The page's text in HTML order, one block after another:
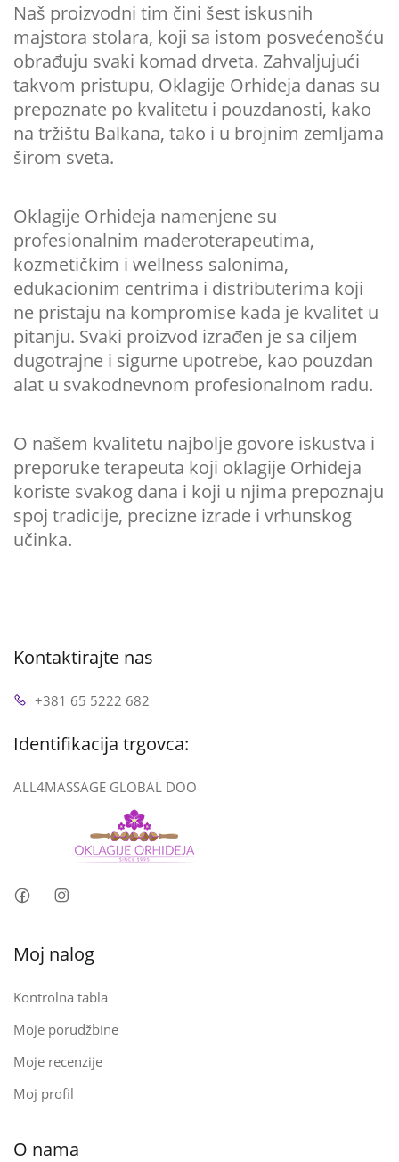
Naš proizvodni tim čini šest iskusnih
majstora stolara, koji sa istom posvećenošću
obrađuju svaki komad drveta. Zahvaljujući
takvom pristupu, Oklagije Orhideja danas su
prepoznate po kvalitetu i pouzdanosti, kako
na tržištu Balkana, tako i u brojnim zemljama
širom sveta.
Oklagije Orhideja namenjene su
profesionalnim maderoterapeutima,
kozmetičkim i wellness salonima,
edukacionim centrima i distributerima koji
ne pristaju na kompromise kada je kvalitet u
pitanju. Svaki proizvod izrađen je sa ciljem
dugotrajne i sigurne upotrebe, kao pouzdan
alat u svakodnevnom profesionalnom radu.
O našem kvalitetu najbolje govore iskustva i
preporuke terapeuta koji oklagije Orhideja
koriste svakog dana i koji u njima prepoznaju
spoj tradicije, precizne izrade i vrhunskog
učinka.
Kontaktirajte nas
+381 65 5222 682
Identifikacija trgovca:
ALL4MASSAGE GLOBAL DOO
Moj nalog
Kontrolna tabla
Moje porudžbine
Moje recenzije
Moj profil
O nama